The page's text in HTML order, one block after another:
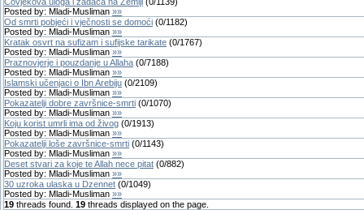
Posted by: Mladi-Musliman »»
Od smrti pobjeći i vječnosti se domoći (0/1182)
Posted by: Mladi-Musliman »»
Kratak osvrt na sufizam i sufijske tarikate (0/1767)
Posted by: Mladi-Musliman »»
Praznovjerje i pouzdanje u Allaha (0/7188)
Posted by: Mladi-Musliman »»
Islamski učenjaci o Ibn Arebiju (0/2109)
Posted by: Mladi-Musliman »»
Pokazatelji dobre završnice-smrti (0/1070)
Posted by: Mladi-Musliman »»
Koju korist umrli ima od živog (0/1913)
Posted by: Mladi-Musliman »»
Pokazatelji loše završnice-smrti (0/1143)
Posted by: Mladi-Musliman »»
Deset stvari za koje te Allah nece pitat (0/882)
Posted by: Mladi-Musliman »»
30 uzroka ulaska u Dzennet (0/1049)
Posted by: Mladi-Musliman »»
19 threads found. 19 threads displayed on the page.